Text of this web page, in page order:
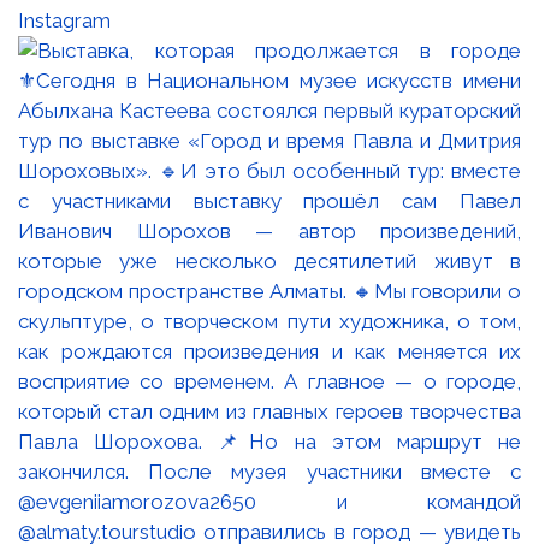
Instagram